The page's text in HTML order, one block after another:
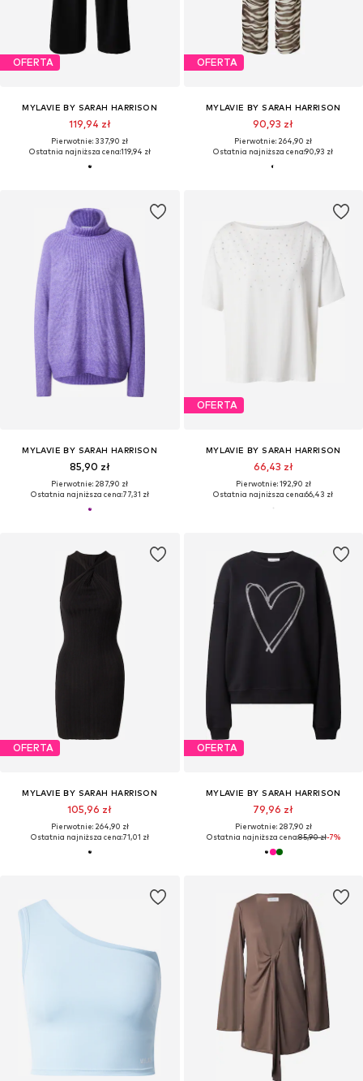
OFERTA
MYLAVIE BY SARAH HARRISON
119,94 zł
Pierwotnie: 337,90 zł
Ostatnia najniższa cena:119,94 zł
OFERTA
MYLAVIE BY SARAH HARRISON
90,93 zł
Pierwotnie: 264,90 zł
Ostatnia najniższa cena:90,93 zł
MYLAVIE BY SARAH HARRISON
85,90 zł
Pierwotnie: 287,90 zł
Ostatnia najniższa cena:77,31 zł
OFERTA
MYLAVIE BY SARAH HARRISON
66,43 zł
Pierwotnie: 192,90 zł
Ostatnia najniższa cena:66,43 zł
OFERTA
MYLAVIE BY SARAH HARRISON
105,96 zł
Pierwotnie: 264,90 zł
Ostatnia najniższa cena:71,01 zł
OFERTA
MYLAVIE BY SARAH HARRISON
79,96 zł
Pierwotnie: 287,90 zł
Ostatnia najniższa cena:85,90 zł-7%